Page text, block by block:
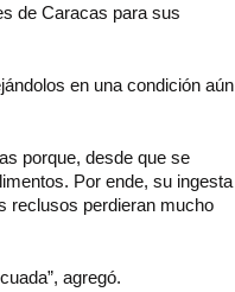
de Caracas para sus
en una condición aún
porque, desde que se
Por ende, su ingesta
reclusos perdieran mucho
agregó.